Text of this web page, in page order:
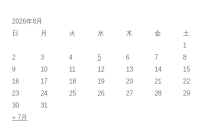
2026年8月
日
月 火 水 木 金
土
1
2
3 4 5 6 7
8
9
10 11 12 13 14
15
16
17 18 19 20 21
22
23
24 25 26 27 28
29
30
31
« 7月